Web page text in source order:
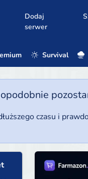
Dodaj
serwer
Survival
czasu i